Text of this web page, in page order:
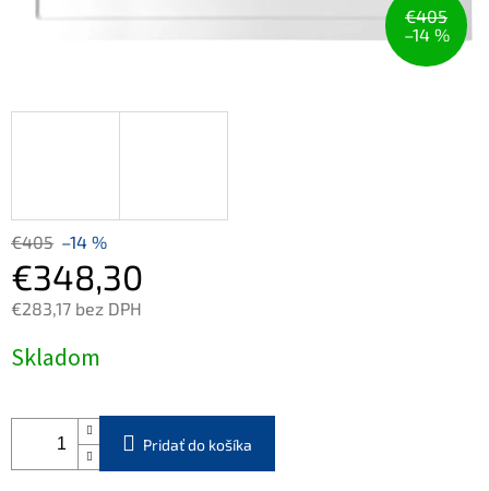
€405
–14 %
€405 –14 %
€348,30
€283,17 bez DPH
cena:
Skladom
Pridať do košíka